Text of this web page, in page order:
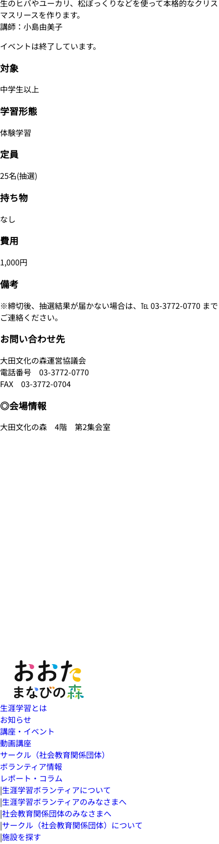
生のヒバやユーカリ、松ぼっくりなどを使って本格的なクリス
マスリースを作ります。
講師：小島由美子
イベントは終了しています。
対象
中学生以上
学習形態
体験学習
定員
25名(抽選)
持ち物
なし
費用
1,000円
備考
※締切後、抽選結果が届かない場合は、℡ 03-3772-0770 まで
ご連絡ください。
お問い合わせ先
大田文化の森運営協議会
電話番号 03-3772-0770
FAX 03-3772-0704
◎会場情報
大田文化の森 4階 第2集会室
生涯学習とは
お知らせ
講座・イベント
動画講座
サークル（社会教育関係団体）
ボランティア情報
レポート・コラム
|生涯学習ボランティアについて
|生涯学習ボランティアのみなさまへ
|社会教育関係団体のみなさまへ
|サークル（社会教育関係団体）について
|施設を探す